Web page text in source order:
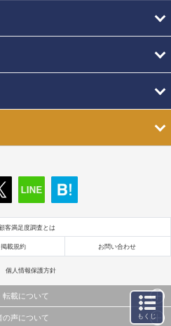
客満足度調査とは
掲載規約 お問い合わせ
個人情報保護方針
転載について
、イラスト、画像データ等）及びこれらの配置・
の声について もくじ